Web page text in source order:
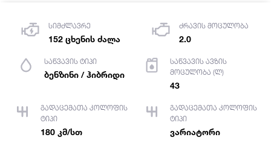
სიმძლავრე
152 ცხენის ძალა
ძრავის მოცულობა
2.0
საწვავის ტიპი
ბენზინი / ჰიბრიდი
საწვავის ავზის
მოცულობა (ლ)
43
გადაცემათა კოლოფის
ტიპი
180 კმ/სთ
გადაცემათა კოლოფის
ტიპი
ვარიატორი